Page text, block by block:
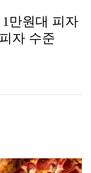
만원대 피자
자 수준